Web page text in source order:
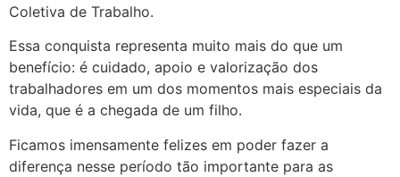
Coletiva de Trabalho.
Essa conquista representa muito mais do que um
benefício: é cuidado, apoio e valorização dos
trabalhadores em um dos momentos mais especiais da
vida, que é a chegada de um filho.
Ficamos imensamente felizes em poder fazer a
diferença nesse período tão importante para as